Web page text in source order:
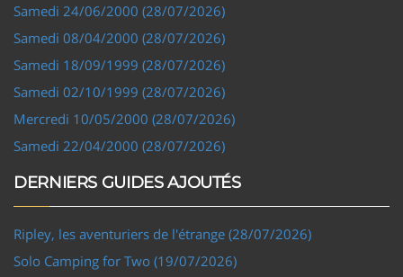
Samedi 24/06/2000 (28/07/2026)
Samedi 08/04/2000 (28/07/2026)
Samedi 18/09/1999 (28/07/2026)
Samedi 02/10/1999 (28/07/2026)
Mercredi 10/05/2000 (28/07/2026)
Samedi 22/04/2000 (28/07/2026)
DERNIERS GUIDES AJOUTÉS
Ripley, les aventuriers de l'étrange (28/07/2026)
Solo Camping for Two (19/07/2026)